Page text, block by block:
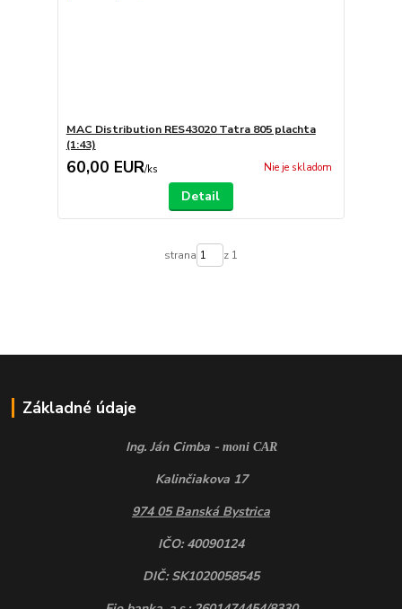
MAC Distribution RES43020 Tatra 805 plachta
(1:43)
60,00 EUR/ks Nie je skladom
Detail
strana z 1
Základné údaje
Ing. Ján Cimba - moni CAR
Kalinčiakova 17
974 05 Banská Bystrica
IČO: 40090124
DIČ: SK1020058545